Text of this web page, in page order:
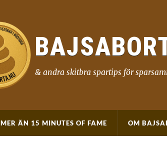
& andra skitbra spartips för
MER ÄN 15 MINUTES OF FAME OM